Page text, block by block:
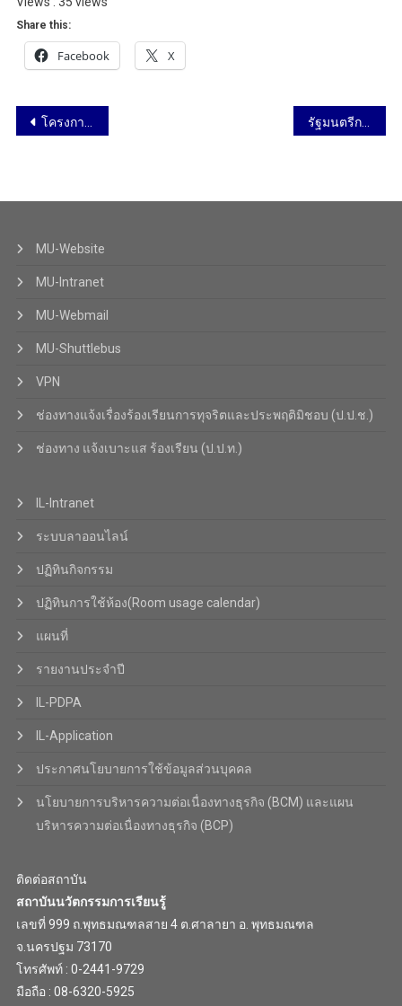
Share this:
Facebook X
โครงการพัฒนาศักยภาพอาจารย์มหาวิทยาลัยมหิดล ด้านการจัดการเรียนการสอน วันที่ 30 พฤศจิกายน – 4 ธันวาคม 2563
MU-Website
MU-Intranet
MU-Webmail
MU-Shuttlebus
VPN
ช่องทางแจ้งเรื่องร้องเรียนการทุจริตและประพฤติมิชอบ (ป.ป.ช.)
ช่องทาง แจ้งเบาะแส ร้องเรียน (ป.ป.ท.)
IL-Intranet
ระบบลาออนไลน์
ปฏิทินกิจกรรม
ปฏิทินการใช้ห้อง(Room usage calendar)
แผนที่
รายงานประจำปี
IL-PDPA
IL-Application
ประกาศนโยบายการใช้ข้อมูลส่วนบุคคล
นโยบายการบริหารความต่อเนื่องทางธุรกิจ (BCM) และแผน
บริหารความต่อเนื่องทางธุรกิจ (BCP)
ติดต่อสถาบัน
สถาบันนวัตกรรมการเรียนรู้
เลขที่ 999 ถ.พุทธมณฑลสาย 4 ต.ศาลายา อ. พุทธมณฑล
จ.นครปฐม 73170
โทรศัพท์ : 0-2441-9729
มือถือ : 08-6320-5925